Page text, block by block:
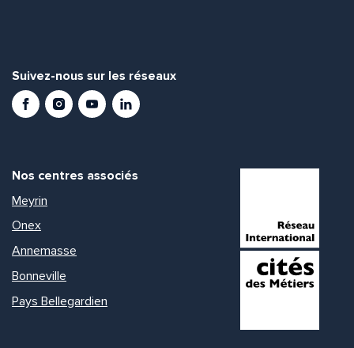
Suivez-nous sur les réseaux
FacebookInstagramYoutubeLinkedIn
Nos centres associés
Meyrin
Onex
Annemasse
Bonneville
Pays Bellegardien